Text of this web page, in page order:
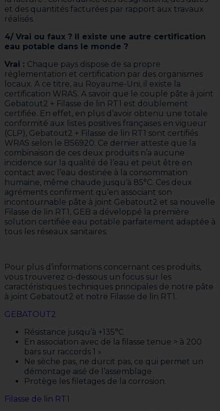
et des quantités facturées par rapport aux travaux
réalisés.
4/ Vrai ou faux ? Il existe une autre certification
eau potable dans le monde ?
Vrai : Chaque pays dispose de sa propre
réglementation et certification par des organismes
locaux. A ce titre, au Royaume-Uni, il existe la
certification WRAS. A savoir que le couple pâte à joint
Gebatout2 + Filasse de lin RT1 est doublement
certifiée. En effet, en plus d’avoir obtenu une totale
conformité aux listes positives françaises en vigueur
(CLP), Gebatout2 + Filasse de lin RT1 sont certifiés
WRAS selon le BS6920. Ce dernier atteste que la
combinaison de ces deux produits n’a aucune
incidence sur la qualité de l’eau et peut être en
contact avec l’eau destinée à la consommation
humaine, même chaude jusqu’à 85°C. Ces deux
agréments confirment qu’en associant son
incontournable pâte à joint Gebatout2 et sa nouvelle
Filasse de lin RT1, GEB a développé la première
solution certifiée eau potable parfaitement adaptée à
tous les réseaux sanitaires.
Pour plus d’informations concernant ces produits,
vous trouverez ci-dessous un focus sur les
caractéristiques techniques principales de notre pâte
à joint Gebatout2 et notre Filasse de lin RT1.
GEBATOUT2
Résistance jusqu’à +135°C
En association avec de la filasse tenue > à 200
bars sur raccords 1 »
Ne sèche pas, ne durcit pas, ce qui permet un
démontage aisé de l’assemblage
Protège les filetages de la corrosion.
Filasse de lin RT1